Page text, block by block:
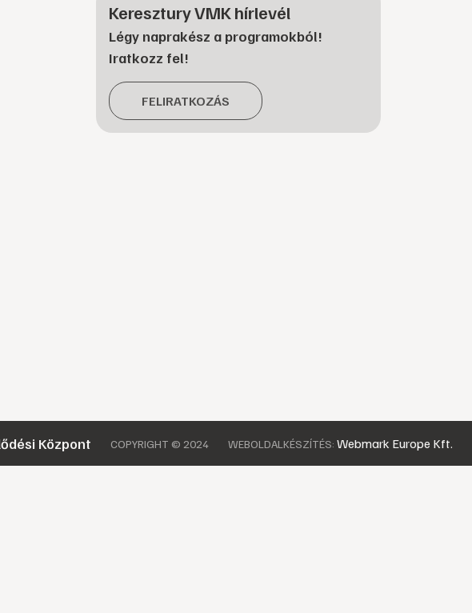
Keresztury VMK hírlevél
Légy naprakész a programokból!
Iratkozz fel!
FELIRATKOZÁS
Központ COPYRIGHT © 2024 WEBOLDALKÉSZÍTÉS: Webmark Europe Kft.